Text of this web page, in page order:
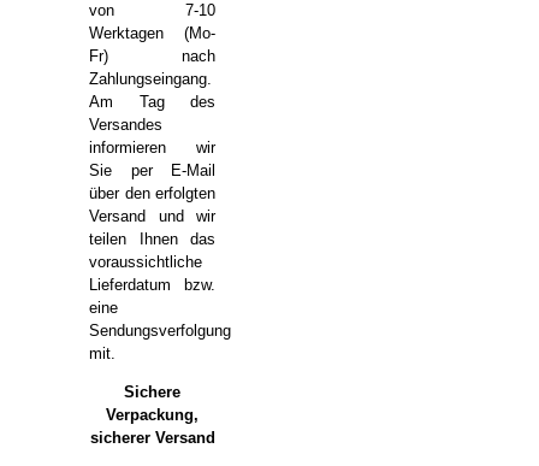
von 7-10
Werktagen (Mo-
Fr) nach
Zahlungseingang.
Am Tag des
Versandes
informieren wir
Sie per E-Mail
über den erfolgten
Versand und wir
teilen Ihnen das
voraussichtliche
Lieferdatum bzw.
eine
Sendungsverfolgung
mit.
Sichere
Verpackung,
sicherer Versand